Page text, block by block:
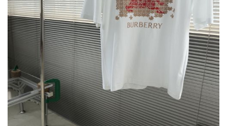
録
ー
管
理
ら
せ2026人気特集
バッグ
財布
時計
服
ズボン
衣装セット
靴
住まい用品
アクセサリー
ベルト
スカーフ
アイフォーンケ
ース
小物
最